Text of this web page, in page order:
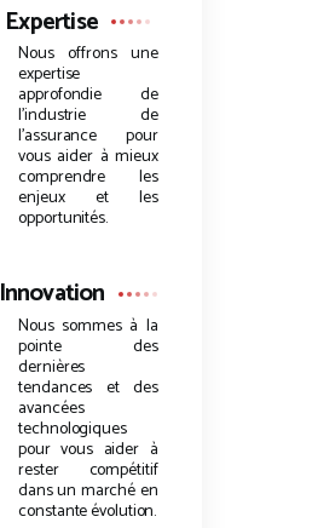
Expertise
Nous offrons une
expertise
approfondie de
l’industrie de
l’assurance pour
vous aider à mieux
comprendre les
enjeux et les
opportunités.
Innovation
Nous sommes à la
pointe des
dernières
tendances et des
avancées
technologiques
pour vous aider à
rester compétitif
dans un marché en
constante évolution.